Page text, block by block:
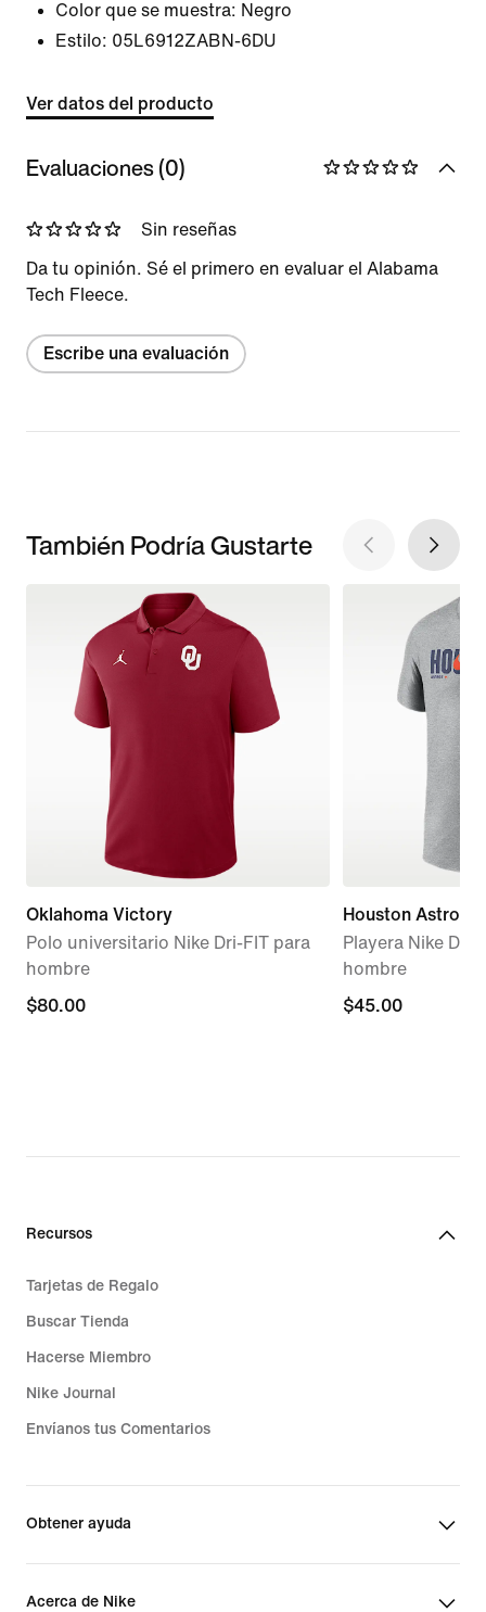
Color que se muestra: Negro
Estilo: 05L6912ZABN-6DU
Ver datos del producto
Evaluaciones (0)
Sin reseñas
Da tu opinión. Sé el primero en evaluar el Alabama
Tech Fleece.
Escribe una evaluación
También Podría Gustarte
Oklahoma Victory
Polo universitario Nike Dri-FIT para
hombre
$80.00
$80.00
Houston Astros,
Playera Nike Dri-
hombre
$45.00
$45.00
Recursos
Tarjetas de Regalo
Buscar Tienda
Hacerse Miembro
Nike Journal
Envíanos tus Comentarios
Obtener ayuda
Acerca de Nike